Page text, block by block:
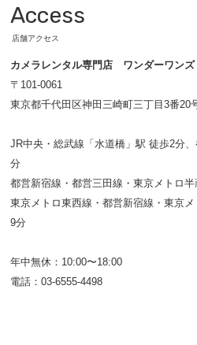
Access
店舗アクセス
カメラレンタル専門店 ワンダーワンズ
〒101-0061
東京都千代田区神田三崎町三丁目3番
JR中央・総武線「水道橋」駅 徒歩2分
分
都営新宿線・都営三田線・東京メトロ
東京メトロ東西線・都営新宿線・東京
9分
年中無休：10:00〜18:00
電話：03-6555-4498